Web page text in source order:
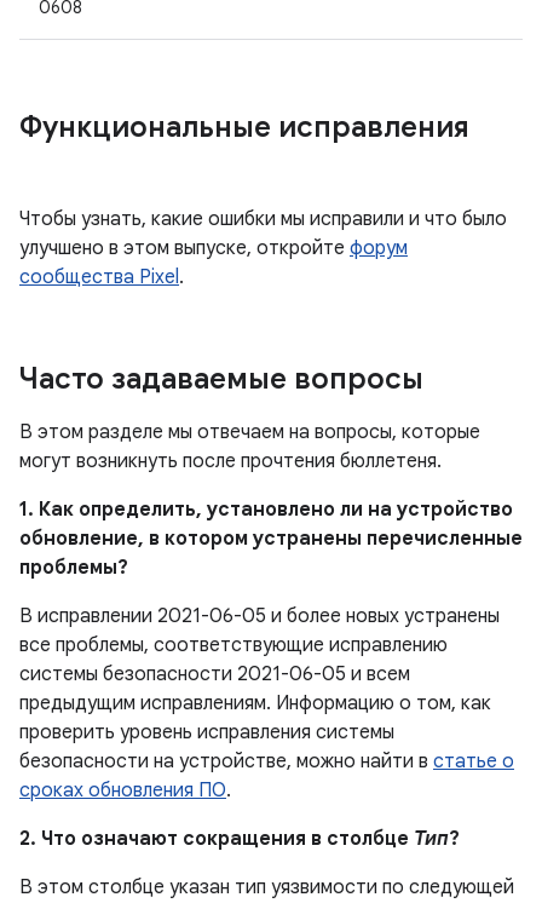
0608
Функциональные исправления
Чтобы узнать, какие ошибки мы исправили и что было
улучшено в этом выпуске, откройте форум
сообщества Pixel.
Часто задаваемые вопросы
В этом разделе мы отвечаем на вопросы, которые
могут возникнуть после прочтения бюллетеня.
1. Как определить, установлено ли на устройство
обновление, в котором устранены перечисленные
проблемы?
В исправлении 2021-06-05 и более новых устранены
все проблемы, соответствующие исправлению
системы безопасности 2021-06-05 и всем
предыдущим исправлениям. Информацию о том, как
проверить уровень исправления системы
безопасности на устройстве, можно найти в статье о
сроках обновления ПО.
2. Что означают сокращения в столбце Тип?
В этом столбце указан тип уязвимости по следующей